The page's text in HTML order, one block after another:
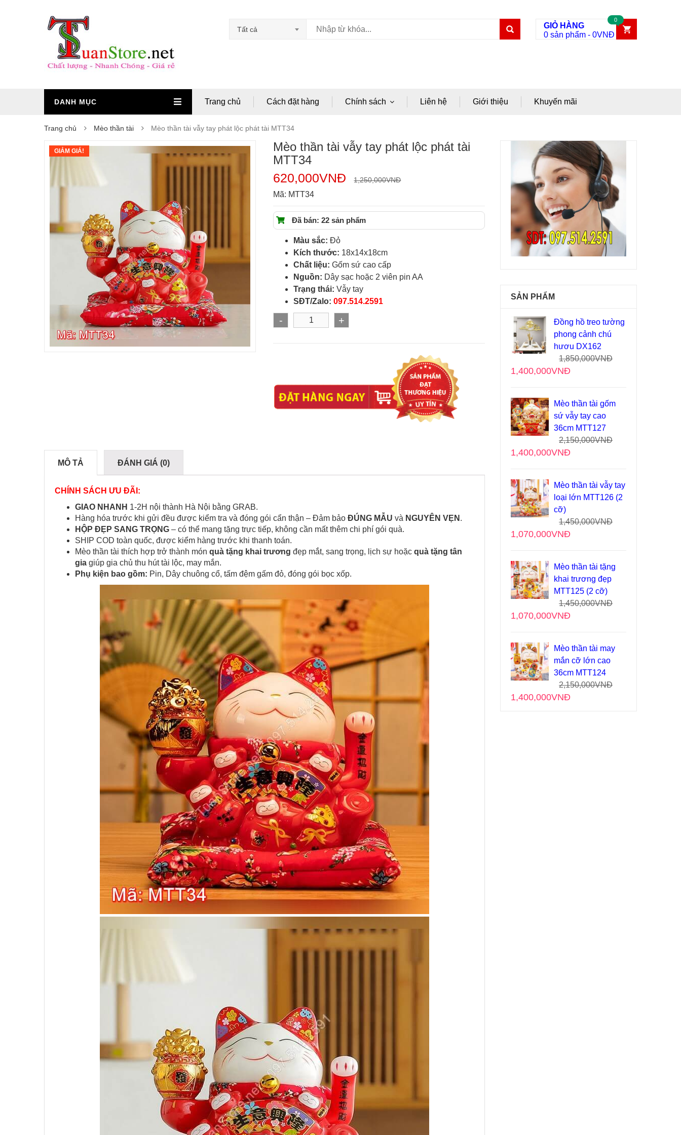
Tất cả
GIỎ HÀNG
0 sản phẩm - 0VNĐ
0
DANH MỤC Trang chủ Cách đặt hàng Chính sách Liên hệ Giới thiệu Khuyến mãi
Trang chủ Mèo thần tài Mèo thần tài vẫy tay phát lộc phát tài MTT34
GIẢM GIÁ!
Mèo thần tài vẫy tay phát lộc phát tài
MTT34
1,250,000VNĐ
620,000VNĐ
Mã: MTT34
Đã bán: 22 sản phẩm
Màu sắc: Đỏ
Kích thước: 18x14x18cm
Chất liệu: Gốm sứ cao cấp
Nguồn: Dây sạc hoặc 2 viên pin AA
Trạng thái: Vẫy tay
SĐT/Zalo: 097.514.2591
- +
MÔ TẢ ĐÁNH GIÁ (0)
CHÍNH SÁCH ƯU ĐÃI:
GIAO NHANH 1-2H nội thành Hà Nội bằng GRAB.
Hàng hóa trước khi gửi đều được kiểm tra và đóng gói cẩn thận – Đảm bảo ĐÚNG MẪU và NGUYÊN VẸN .
HỘP ĐẸP SANG TRỌNG – có thể mang tặng trực tiếp, không cần mất thêm chi phí gói quà.
SHIP COD toàn quốc, được kiểm hàng trước khi thanh toán.
Mèo thần tài thích hợp trở thành món quà tặng khai trương đẹp mắt, sang trọng, lịch sự hoặc quà tặng tân
gia giúp gia chủ thu hút tài lộc, may mắn.
Phụ kiện bao gồm: Pin, Dây chuông cổ, tấm đệm gấm đỏ, đóng gói bọc xốp.
SẢN PHẨM
Đồng hồ treo tường
phong cảnh chú
hươu DX162
1,850,000VNĐ
1,400,000VNĐ
Mèo thần tài gốm
sứ vẫy tay cao
36cm MTT127
2,150,000VNĐ
1,400,000VNĐ
Mèo thần tài vẫy tay
loại lớn MTT126 (2
cỡ)
1,450,000VNĐ
1,070,000VNĐ
Mèo thần tài tặng
khai trương đẹp
MTT125 (2 cỡ)
1,450,000VNĐ
1,070,000VNĐ
Mèo thần tài may
mắn cỡ lớn cao
36cm MTT124
2,150,000VNĐ
1,400,000VNĐ